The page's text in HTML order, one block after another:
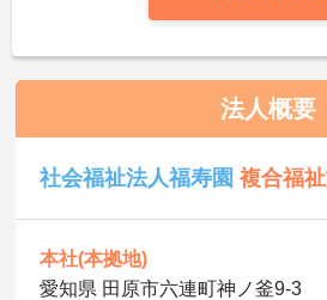
法人概要
社会福祉法人福寿園複合福
本社(本拠地)
愛知県 田原市六連町神ノ釜9‐3